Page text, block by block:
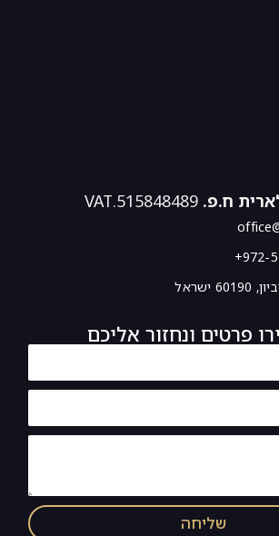
ח.פ.
972-
פרטים ונחזור אליכם
שליחה